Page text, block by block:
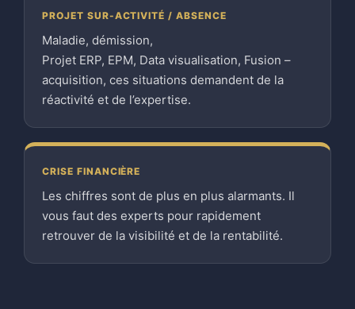
PROJET SUR-ACTIVITÉ / ABSENCE
Maladie, démission,
Projet ERP, EPM, Data visualisation, Fusion –
acquisition, ces situations demandent de la
réactivité et de l’expertise.
CRISE FINANCIÈRE
Les chiffres sont de plus en plus alarmants. Il
vous faut des experts pour rapidement
retrouver de la visibilité et de la rentabilité.